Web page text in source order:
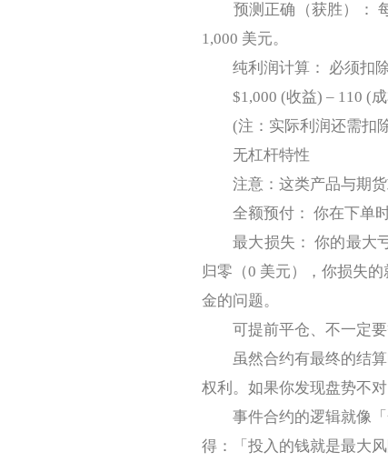
预测正确（获胜）： 每
1,000 美元。
纯利润计算： 必须扣除
$1,000 (收益) – 110 (成
(注：实际利润还需扣
无杠杆特性
注意：这类产品与期货
全额预付： 你在下单时
最大损失： 你的最大亏
归零（0 美元），你损失
金的问题。
可提前平仓、不一定要
虽然合约有最终的结算
权利。如果你发现盘势不
事件合约的逻辑就像「
得：「投入的钱就是最大